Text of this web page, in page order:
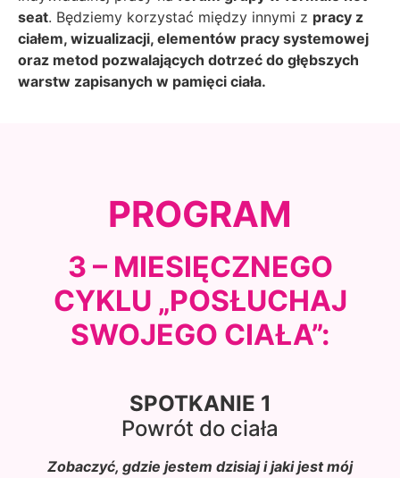
seat. Będziemy korzystać między innymi z pracy z
ciałem, wizualizacji, elementów pracy systemowej
oraz metod pozwalających dotrzeć do głębszych
warstw zapisanych w pamięci ciała.
PROGRAM
3 – MIESIĘCZNEGO
CYKLU „POSŁUCHAJ
SWOJEGO CIAŁA”:
SPOTKANIE 1
Powrót do ciała
Zobaczyć, gdzie jestem dzisiaj i jaki jest mój